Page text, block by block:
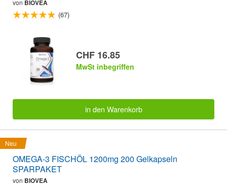
von BIOVEA
(67)
CHF 16.85
MwSt inbegriffen
in den Warenkorb
Neu
OMEGA-3 FISCHÖL 1200mg 200 Gelkapseln
SPARPAKET
von BIOVEA